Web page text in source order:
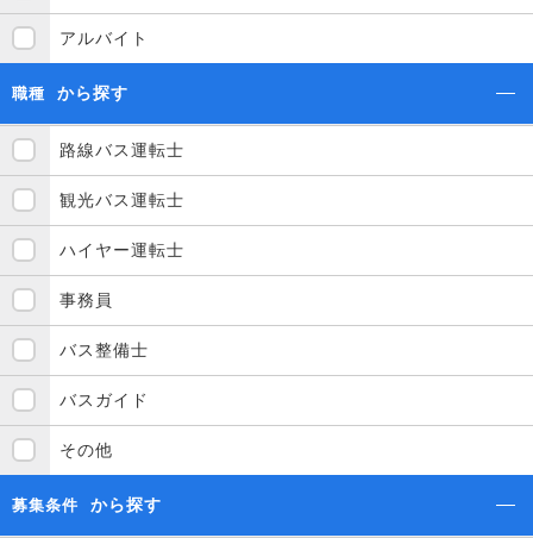
アルバイト
職種 から探す
路線バス運転士
観光バス運転士
ハイヤー運転士
事務員
バス整備士
バスガイド
その他
募集条件 から探す